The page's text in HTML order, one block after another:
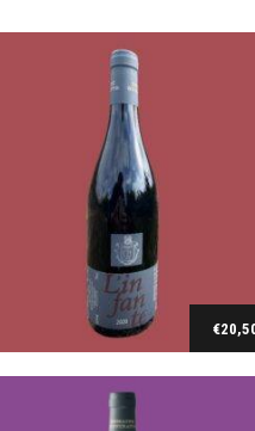
Ajouter au panier
€
carignan
Ruffinatto Les Ménines rouge 2021
€16,00